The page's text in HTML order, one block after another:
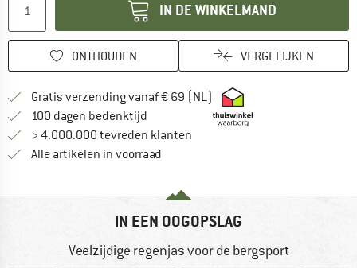
IN DE WINKELMAND
ONTHOUDEN VERGELIJKEN
Gratis verzending vanaf € 69 (NL) Vind hier de
100 dagen bedenktijd Vind de betalingsinformatie hier!
> 4.000.000 tevreden klanten
Alle artikelen in voorraad
IN EEN OOGOPSLAG
Veelzijdige regenjas voor de bergsport